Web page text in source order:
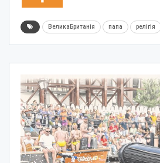
ВеликаБританія папа релігія